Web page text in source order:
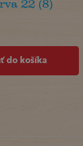
22 (8)
do košíka